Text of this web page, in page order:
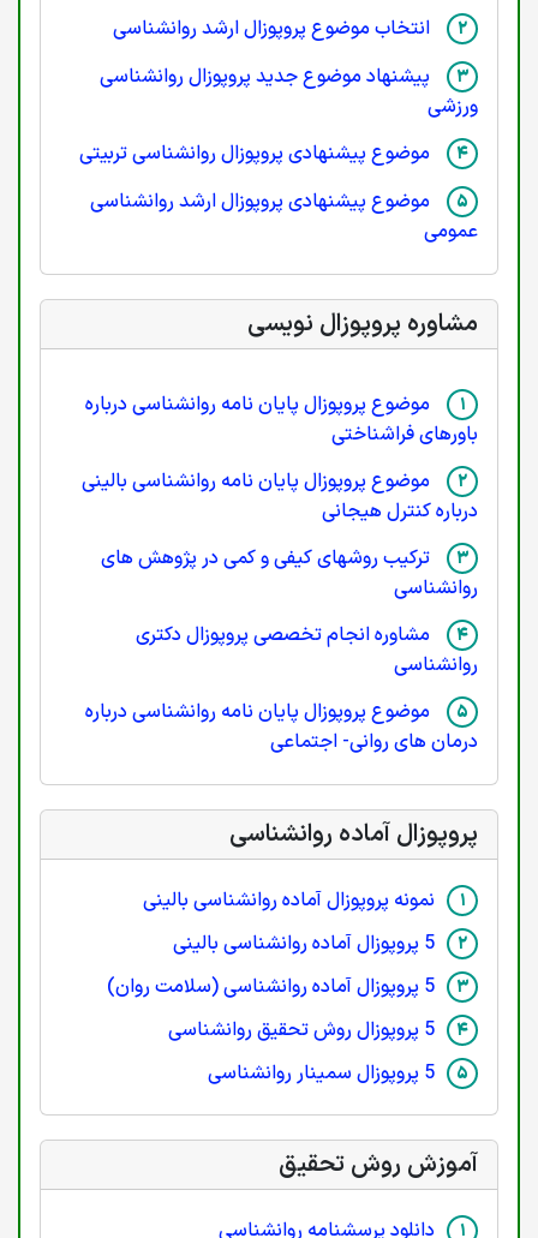
انتخاب موضوع پروپوزال ارشد روانشناسی
پیشنهاد موضوع جدید پروپوزال روانشناسی
ورزشی
موضوع پیشنهادی پروپوزال روانشناسی تربیتی
موضوع پیشنهادی پروپوزال ارشد روانشناسی
عمومی
مشاوره پروپوزال نویسی
موضوع پروپوزال پایان نامه روانشناسی درباره
باورهای فراشناختی
موضوع پروپوزال پایان نامه روانشناسی بالینی
درباره کنترل هیجانی
ترکیب روشهای کیفی و کمی در پژوهش های
روانشناسی
مشاوره انجام تخصصی پروپوزال دکتری
روانشناسی
موضوع پروپوزال پایان نامه روانشناسی درباره
درمان های روانی- اجتماعی
پروپوزال آماده روانشناسی
نمونه پروپوزال آماده روانشناسی بالینی
5 پروپوزال آماده روانشناسی بالینی
5 پروپوزال آماده روانشناسی (سلامت روان)
5 پروپوزال روش تحقیق روانشناسی
5 پروپوزال سمینار روانشناسی
آموزش روش تحقیق
دانلود پرسشنامه روانشناسی